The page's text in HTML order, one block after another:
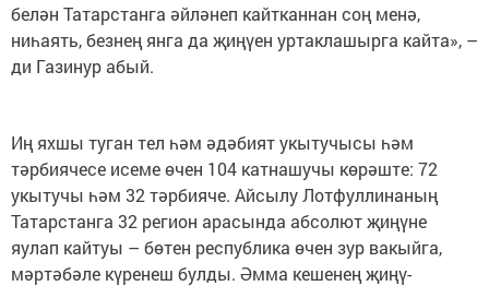
белән Татарстанга әйләнеп кайтканнан соң менә,
ниһаять, безнең янга да җиңүен уртаклашырга кайта», –
ди Газинур абый.
Иң яхшы туган тел һәм әдәбият укытучысы һәм
тәрбиячесе исеме өчен 104 катнашучы көрәште: 72
укытучы һәм 32 тәрбияче. Айсылу Лотфуллинаның
Татарстанга 32 регион арасында абсолют җиңүне
яулап кайтуы – бөтен республика өчен зур вакыйга,
мәртәбәле күренеш булды. Әмма кешенең җиңү-